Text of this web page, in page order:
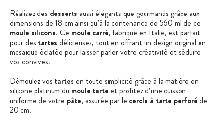
Réalisez des desserts aussi élégants que gourmands grâce aux
dimensions de 18 cm ainsi qu’à la contenance de 560 ml de ce
moule silicone. Ce moule carré, fabriqué en Italie, est parfait
pour des tartes délicieuses, tout en offrant un design original en
mosaïque éclatée pour laisser parler votre créativité et séduire
vos convives.
Démoulez vos tartes en toute simplicité grâce à la matière en
silicone platinum du moule tarte et profitez d’une cuisson
uniforme de votre pâte, assurée par le cercle à tarte perforé de
20 cm.